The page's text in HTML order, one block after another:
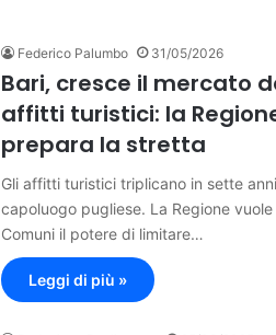
Federico Palumbo 31/05/2026
Bari, cresce il mercato
affitti turistici: la
prepara la stretta
Gli affitti turistici triplicano in sette
capoluogo pugliese. La Regione
Comuni il potere di limitare…
Leggi di più »